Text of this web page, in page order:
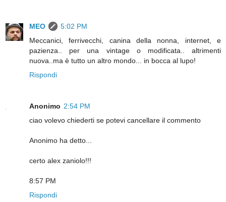
MEO
5:02 PM
Meccanici, ferrivecchi, canina della nonna, internet, e
pazienza.. per una vintage o modificata.. altrimenti
nuova..ma è tutto un altro mondo... in bocca al lupo!
Rispondi
Anonimo 2:54 PM
ciao volevo chiederti se potevi cancellare il commento
Anonimo ha detto...
certo alex zaniolo!!!
8:57 PM
Rispondi